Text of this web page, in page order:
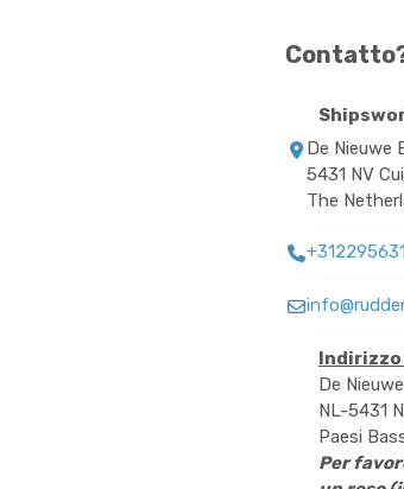
De Nieuwe
5431 NV
The
De
NL-5431
Paesi
Per